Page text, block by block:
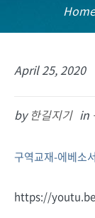
Home
April 25, 2020
by 한길지기 in
구역교재-에베소
https://